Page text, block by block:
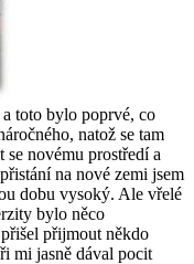
toto bylo poprvé, co
natož se tam
novému prostředí a
na nové zemi jsem
dobu vysoký. Ale vřelé
bylo něco
přijmout někdo
mi jasně dával pocit